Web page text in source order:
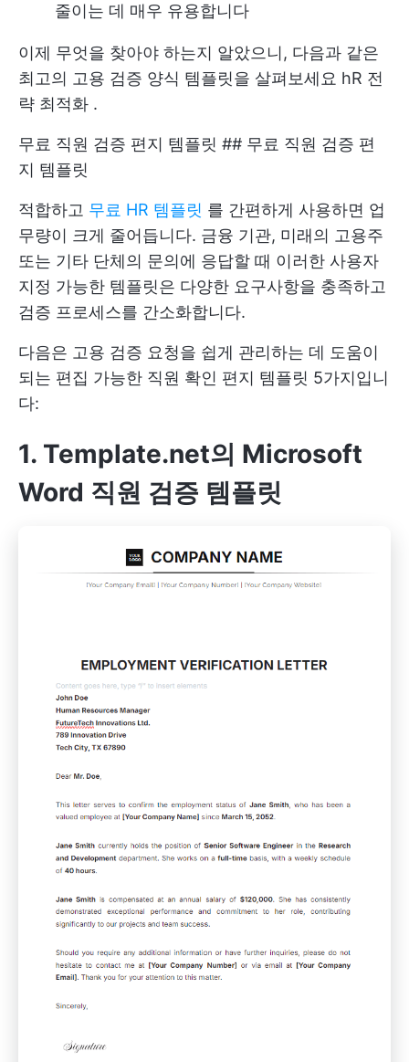
줄이는 데 매우 유용합니다
이제 무엇을 찾아야 하는지 알았으니, 다음과 같은
최고의 고용 검증 양식 템플릿을 살펴보세요 hR 전
략 최적화 .
무료 직원 검증 편지 템플릿 ## 무료 직원 검증 편
지 템플릿
적합하고 무료 HR 템플릿 를 간편하게 사용하면 업
무량이 크게 줄어듭니다. 금융 기관, 미래의 고용주
또는 기타 단체의 문의에 응답할 때 이러한 사용자
지정 가능한 템플릿은 다양한 요구사항을 충족하고
검증 프로세스를 간소화합니다.
다음은 고용 검증 요청을 쉽게 관리하는 데 도움이
되는 편집 가능한 직원 확인 편지 템플릿 5가지입니
다:
1. Template.net의 Microsoft
Word 직원 검증 템플릿